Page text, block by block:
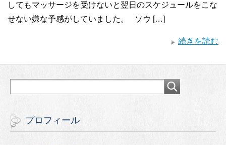
してもマッサージを受けないと翌日のスケジュールをこな
せない嫌な予感がしていました。 ソウ […]
続きを読む
プロフィール